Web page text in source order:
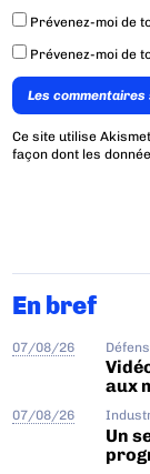
Prévenez-moi de
Prévenez-moi de
Les
Ce site utilise
façon dont les
En bref
07/08/26
aux
07/08/26
Un